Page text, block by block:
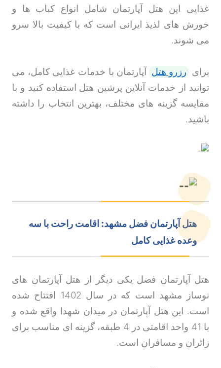
غذایی این هتل آپارتمان شامل انواع کباب ها و
خورش های لذیذ ایرانی است که با کیفیت بالا سرو
می شوند.
برای رزرو هتل آپارتمان با خدمات غذایی کامل، می
توانید از خدمات آنلاین پرشین هتل استفاده کنید و با
مقایسه گزینه های مختلف، بهترین انتخاب را داشته
باشید.
هتل آپارتمان فضل مشهد: اقامت راحت با سه
وعده غذایی کامل
هتل آپارتمان فضل یکی دیگر از هتل آپارتمان های
نوساز مشهد است که در سال 1402 افتتاح شده
است. این هتل آپارتمان در میدان شهدا واقع شده و
با 41 واحد اقامتی در 4 طبقه، گزینه ای مناسب برای
زائران و مسافران است.